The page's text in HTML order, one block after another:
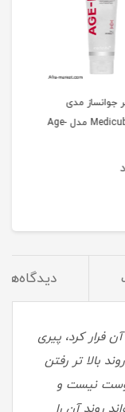
جوانساز مدی
کیوب Medicube مدل Age-
دیدگاه‌ها
فرار کرد، پیری
بالا تر رفتن
نیست و